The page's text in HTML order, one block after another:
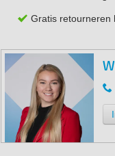
Gratis retourneren